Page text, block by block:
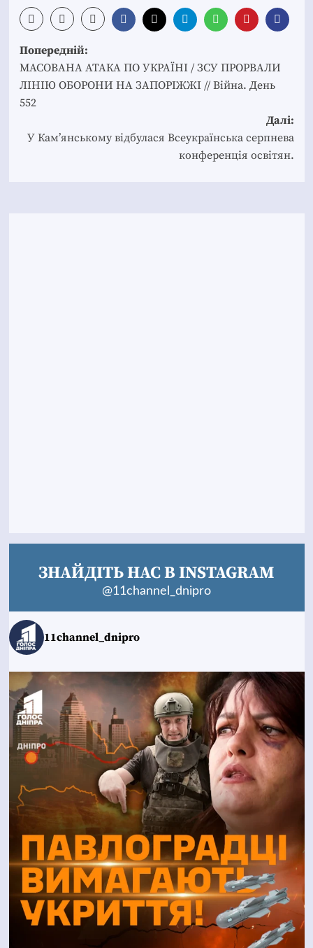
Post
navigation
Попередній:
МАСОВАНА АТАКА ПО УКРАЇНІ / ЗСУ ПРОРВАЛИ
ЛІНІЮ ОБОРОНИ НА ЗАПОРІЖЖІ // Війна. День
552
Далі:
У Кам’янському відбулася Всеукраїнська серпнева
конференція освітян.
ЗНАЙДІТЬ НАС В INSTAGRAM
@11channel_dnipro
11channel_dnipro